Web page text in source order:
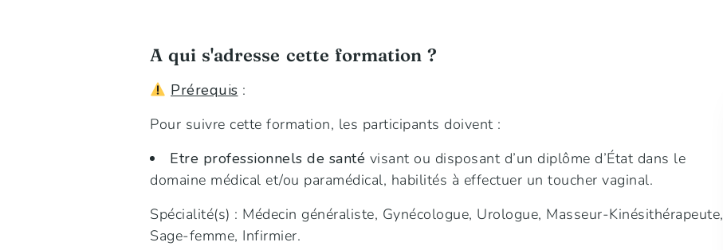
A qui s'adresse cette formation ?
Prérequis :
Pour suivre cette formation, les participants doivent :
Etre professionnels de santé visant ou disposant d’un diplôme d’État dans le
domaine médical et/ou paramédical, habilités à effectuer un toucher vaginal.
Spécialité(s) : Médecin généraliste, Gynécologue, Urologue, Masseur-Kinésithérapeute,
Sage-femme, Infirmier.